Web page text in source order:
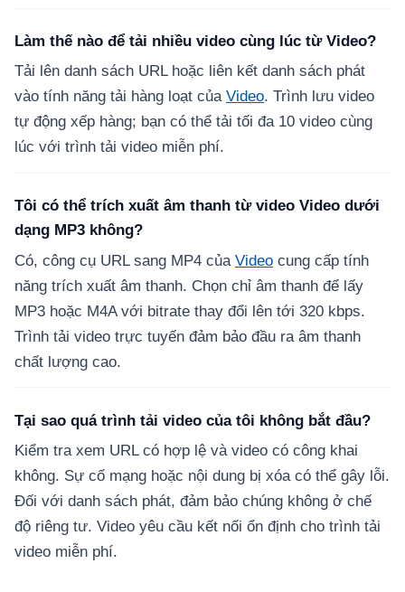
Làm thế nào để tải nhiều video cùng lúc từ Video?
Tải lên danh sách URL hoặc liên kết danh sách phát
vào tính năng tải hàng loạt của Video. Trình lưu video
tự động xếp hàng; bạn có thể tải tối đa 10 video cùng
lúc với trình tải video miễn phí.
Tôi có thể trích xuất âm thanh từ video Video dưới
dạng MP3 không?
Có, công cụ URL sang MP4 của Video cung cấp tính
năng trích xuất âm thanh. Chọn chỉ âm thanh để lấy
MP3 hoặc M4A với bitrate thay đổi lên tới 320 kbps.
Trình tải video trực tuyến đảm bảo đầu ra âm thanh
chất lượng cao.
Tại sao quá trình tải video của tôi không bắt đầu?
Kiểm tra xem URL có hợp lệ và video có công khai
không. Sự cố mạng hoặc nội dung bị xóa có thể gây lỗi.
Đối với danh sách phát, đảm bảo chúng không ở chế
độ riêng tư. Video yêu cầu kết nối ổn định cho trình tải
video miễn phí.